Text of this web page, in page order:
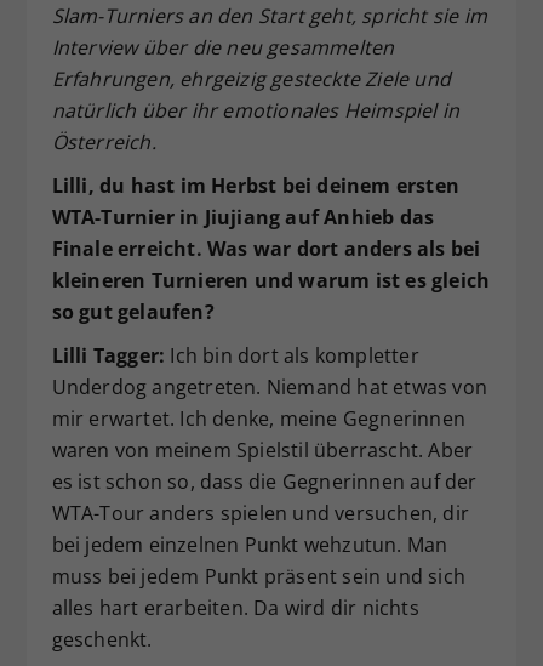
Slam-Turniers an den Start geht, spricht sie im
Interview über die neu gesammelten
Erfahrungen, ehrgeizig gesteckte Ziele und
natürlich über ihr emotionales Heimspiel in
Österreich.
Lilli, du hast im Herbst bei deinem ersten
WTA-Turnier in Jiujiang auf Anhieb das
Finale erreicht. Was war dort anders als bei
kleineren Turnieren und warum ist es gleich
so gut gelaufen?
Lilli Tagger: Ich bin dort als kompletter
Underdog angetreten. Niemand hat etwas von
mir erwartet. Ich denke, meine Gegnerinnen
waren von meinem Spielstil überrascht. Aber
es ist schon so, dass die Gegnerinnen auf der
WTA-Tour anders spielen und versuchen, dir
bei jedem einzelnen Punkt wehzutun. Man
muss bei jedem Punkt präsent sein und sich
alles hart erarbeiten. Da wird dir nichts
geschenkt.